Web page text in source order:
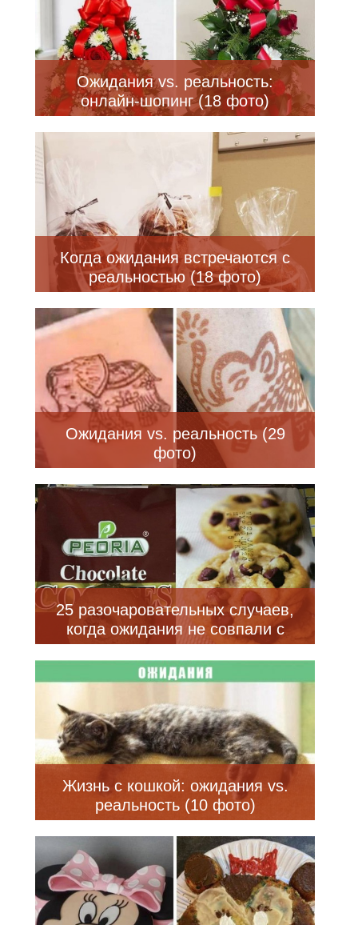
Ожидания vs. реальность:
онлайн-шопинг (18 фото)
Когда ожидания встречаются с
реальностью (18 фото)
Ожидания vs. реальность (29
фото)
25 разочаровательных случаев,
когда ожидания не совпали с
реальностью
Жизнь с кошкой: ожидания vs.
реальность (10 фото)